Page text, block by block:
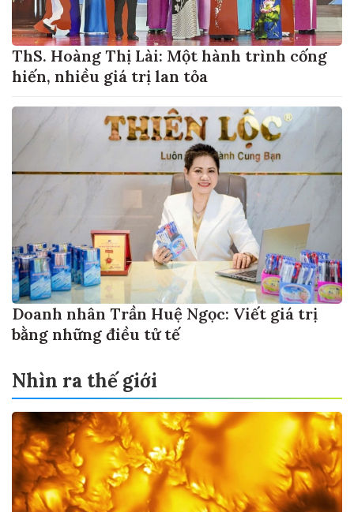
ThS. Hoàng Thị Lài: Một hành trình cống
hiến, nhiều giá trị lan tỏa
Doanh nhân Trần Huệ Ngọc: Viết giá trị
bằng những điều tử tế
Nhìn ra thế giới